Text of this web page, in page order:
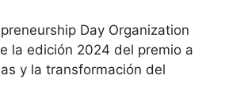
Day Organization
la edición 2024 del premio a
y la transformación del